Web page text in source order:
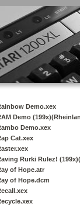
Demo.xex
Demo
Demo.xex
Cat.xex
Rurki Rulez!
of Hope.atr
of Hope.dcm